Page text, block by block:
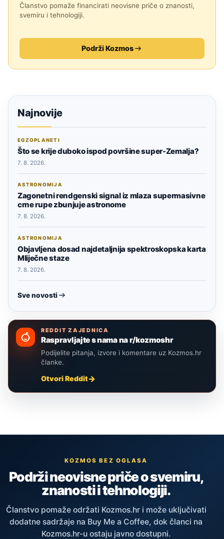
Članstvo pomaže financirati neovisne priče o znanosti,
svemiru i tehnologiji.
Podrži Kozmos
Najnovije
EGZOPLANETI
Što se krije duboko ispod površine super-Zemalja?
7. 8. 2026.
ASTRONOMIJA
Zagonetni rendgenski signal iz mlaza supermasivne
crne rupe zbunjuje astronome
7. 8. 2026.
ASTRONOMIJA
Objavljena dosad najdetaljnija spektroskopska karta
Mliječne staze
7. 8. 2026.
Sve novosti
REDDIT ZAJEDNICA
Raspravljajte s nama na r/kozmoshr
Podijelite pitanja, izvore i komentare uz Kozmos.hr
članke.
Otvori Reddit
KOZMOS BEZ OGLASA
Podrži neovisne priče o svemiru,
znanosti i tehnologiji.
Članstvo pomaže održati Kozmos.hr i može uključivati
dodatne sadržaje na Buy Me a Coffee, dok članci na
Kozmos.hr-u ostaju javno dostupni.